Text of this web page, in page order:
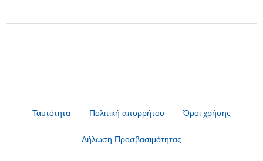
Ταυτότητα Πολιτική απορρήτου Όροι χρήσης
Δήλωση Προσβασιμότητας